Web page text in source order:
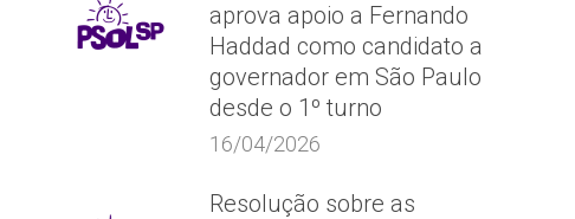
aprova apoio a Fernando
Haddad como candidato a
governador em São Paulo
desde o 1º turno
16/04/2026
Resolução sobre as